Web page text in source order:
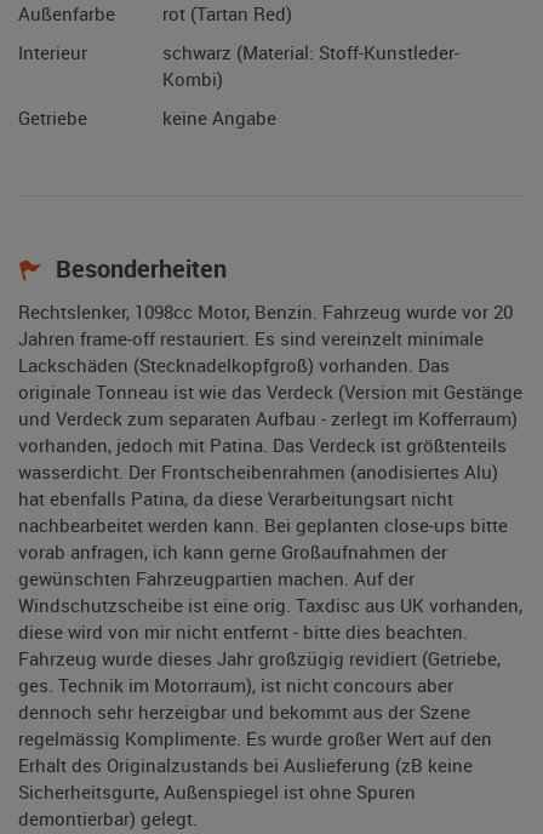
Außenfarbe
rot (Tartan Red)
Interieur
schwarz (Material: Stoff-Kunstleder-
Kombi)
Getriebe
keine Angabe
Besonderheiten
Rechtslenker, 1098cc Motor, Benzin. Fahrzeug wurde vor 20
Jahren frame-off restauriert. Es sind vereinzelt minimale
Lackschäden (Stecknadelkopfgroß) vorhanden. Das
originale Tonneau ist wie das Verdeck (Version mit Gestänge
und Verdeck zum separaten Aufbau - zerlegt im Kofferraum)
vorhanden, jedoch mit Patina. Das Verdeck ist größtenteils
wasserdicht. Der Frontscheibenrahmen (anodisiertes Alu)
hat ebenfalls Patina, da diese Verarbeitungsart nicht
nachbearbeitet werden kann. Bei geplanten close-ups bitte
vorab anfragen, ich kann gerne Großaufnahmen der
gewünschten Fahrzeugpartien machen. Auf der
Windschutzscheibe ist eine orig. Taxdisc aus UK vorhanden,
diese wird von mir nicht entfernt - bitte dies beachten.
Fahrzeug wurde dieses Jahr großzügig revidiert (Getriebe,
ges. Technik im Motorraum), ist nicht concours aber
dennoch sehr herzeigbar und bekommt aus der Szene
regelmässig Komplimente. Es wurde großer Wert auf den
Erhalt des Originalzustands bei Auslieferung (zB keine
Sicherheitsgurte, Außenspiegel ist ohne Spuren
demontierbar) gelegt.